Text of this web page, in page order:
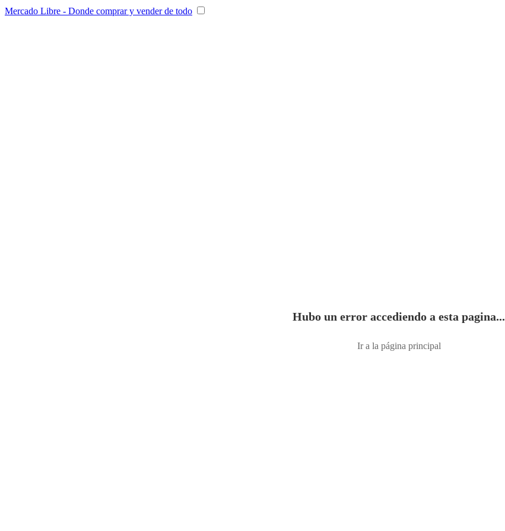
Mercado Libre - Donde comprar y vender de todo
Hubo un error accediendo a esta pagina...
Ir a la página principal